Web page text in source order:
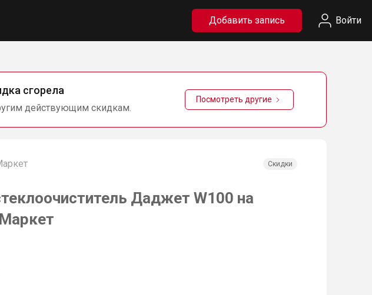
Добавить запись Войти
сгорела
действующим скидкам.
Посмотреть другие
Скидки
Даджет W100 на